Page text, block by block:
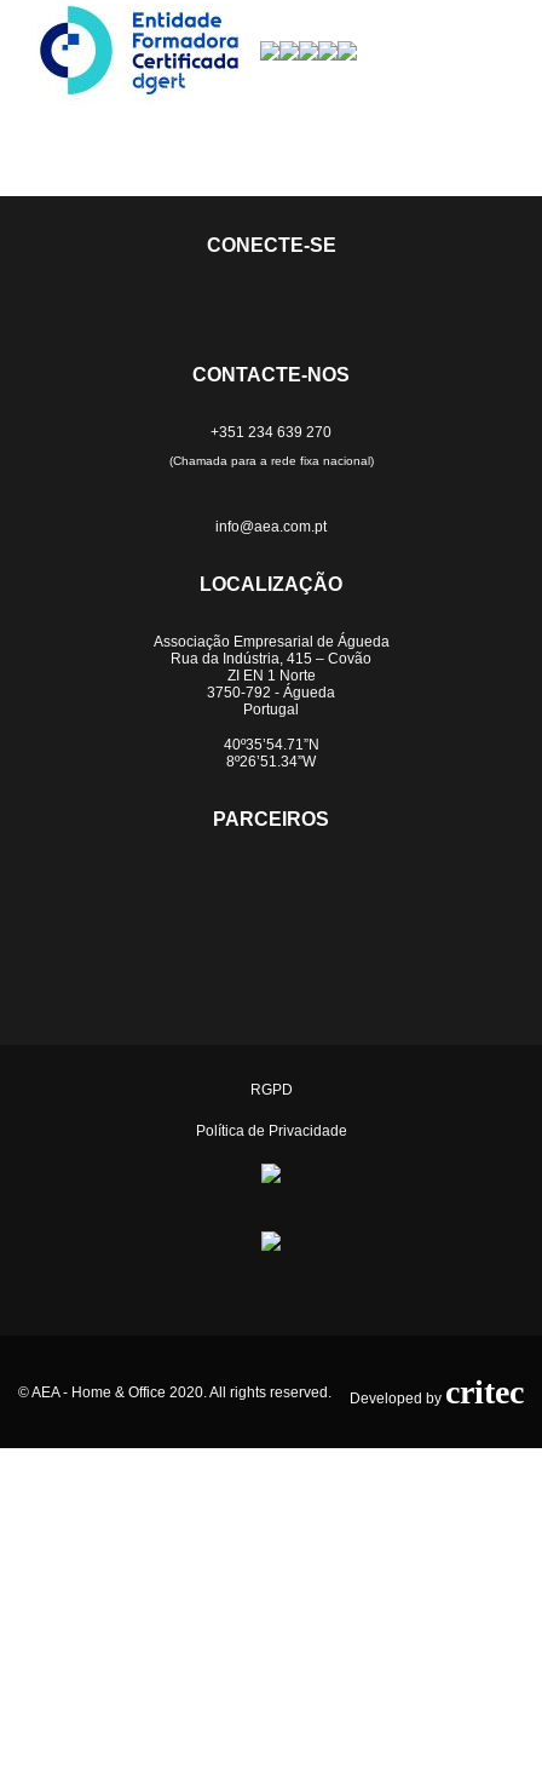
CONECTE-SE
CONTACTE-NOS
+351 234 639 270
(Chamada para a rede fixa nacional)
info@aea.com.pt
LOCALIZAÇÃO
Associação Empresarial de Águeda
Rua da Indústria, 415 – Covão
ZI EN 1 Norte
3750-792 - Águeda
Portugal
40º35’54.71”N
8º26’51.34”W
PARCEIROS
RGPD
Política de Privacidade
© AEA - Home & Office 2020. All rights reserved. Developed by critec